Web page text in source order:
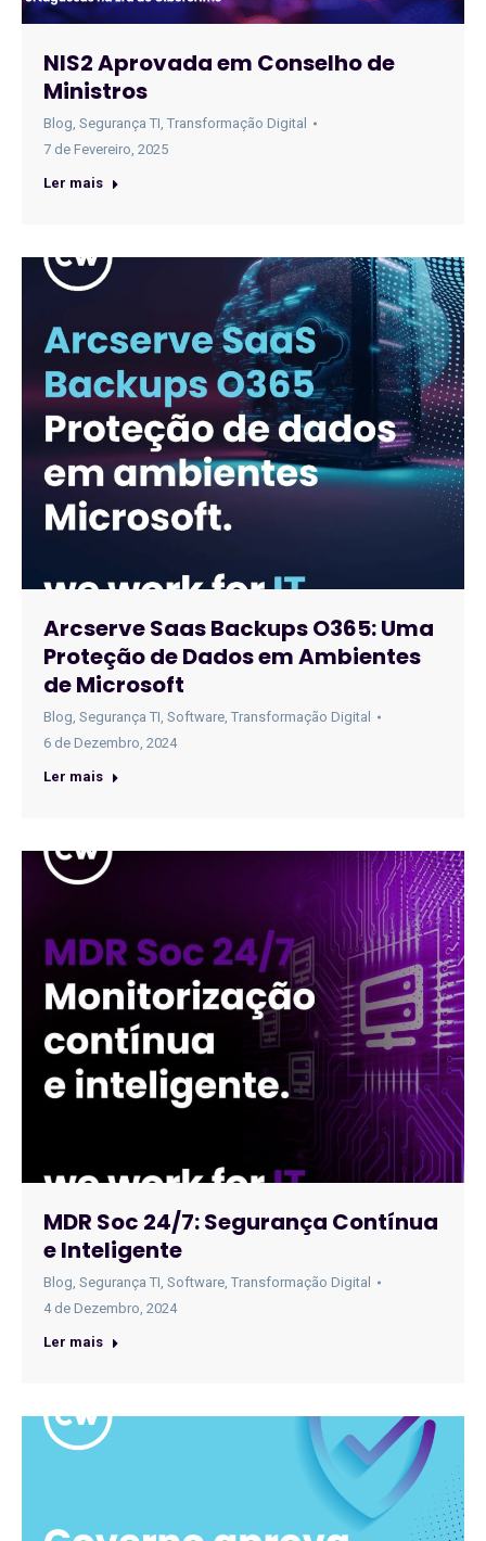
NIS2 Aprovada em Conselho de
Ministros
Blog, Segurança TI, Transformação Digital
7 de Fevereiro, 2025
Ler mais
Arcserve Saas Backups O365: Uma
Proteção de Dados em Ambientes
de Microsoft
Blog, Segurança TI, Software, Transformação Digital
6 de Dezembro, 2024
Ler mais
MDR Soc 24/7: Segurança Contínua
e Inteligente
Blog, Segurança TI, Software, Transformação Digital
4 de Dezembro, 2024
Ler mais